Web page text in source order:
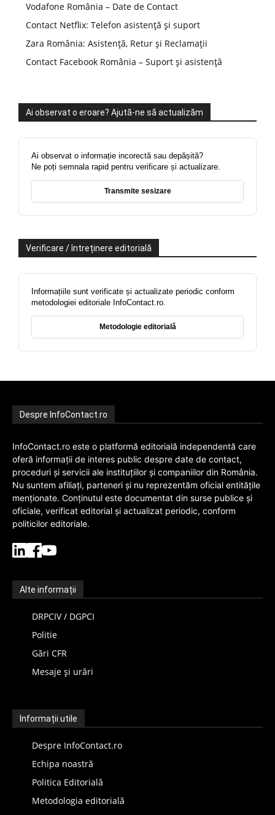
Vodafone România – Date de Contact
Contact Netflix: Telefon asistență și suport
Zara România: Asistență, Retur și Reclamații
Contact Facebook România – Suport și asistență
Ai observat o eroare? Ajută-ne să actualizăm
Ai observat o informație incorectă sau depășită?
Ne poți semnala rapid pentru verificare și actualizare.
Transmite sesizare
Verificare / întreținere editorială
Informațiile sunt verificate și actualizate periodic conform
metodologiei editoriale InfoContact.ro.
Metodologie editorială
Despre InfoContact.ro
InfoContact.ro este o platformă editorială independentă care
oferă informații de interes public despre date de contact,
proceduri și servicii ale instituțiilor și companiilor din România.
Nu suntem afiliați, parteneri și nu reprezentăm oficial entitățile
menționate. Conținutul este documentat din surse publice și
oficiale, verificat editorial și actualizat periodic, conform
politicilor editoriale.
Alte informații
DRPCIV / DGPCI
Politie
Gări CFR
Mesaje și urări
Informații utile
Despre InfoContact.ro
Echipa noastră
Politica Editorială
Metodologia editorială